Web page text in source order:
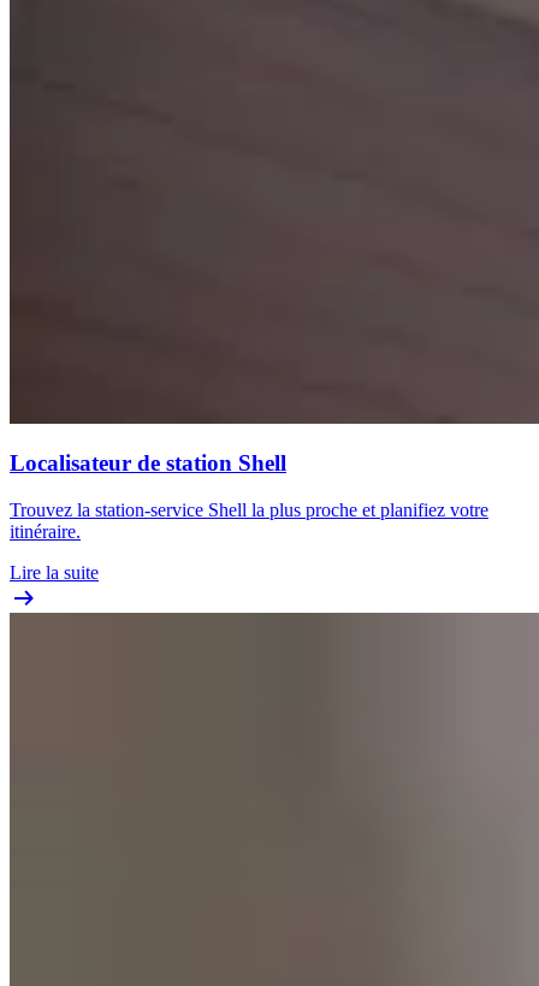
Localisateur de station Shell
Trouvez la station-service Shell la plus proche et planifiez votre
itinéraire.
Lire la suite